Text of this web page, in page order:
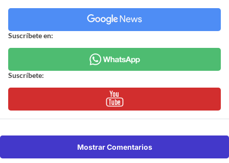
Suscríbete en:
Suscríbete:
Mostrar Comentarios